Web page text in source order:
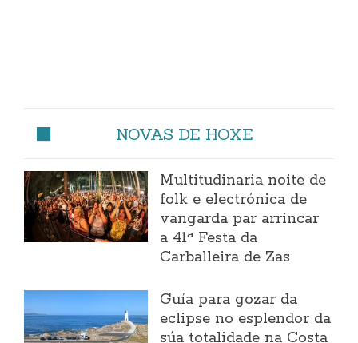
NOVAS DE HOXE
Multitudinaria noite de
folk e electrónica de
vangarda par arrincar
a 41ª Festa da
Carballeira de Zas
Guía para gozar da
eclipse no esplendor da
súa totalidade na Costa